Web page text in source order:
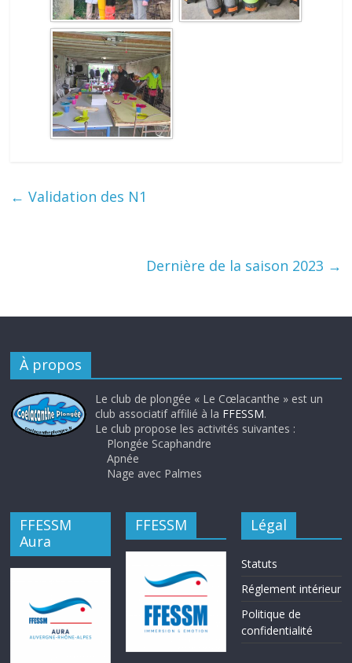
← Validation des N1
Dernière de la saison 2023 →
À propos
Le club de plongée « Le Cœlacanthe » est un
club associatif affilié à la FFESSM.
Le club propose les activités suivantes :
Plongée Scaphandre
Apnée
Nage avec Palmes
FFESSM
Aura
FFESSM Légal
Statuts
Réglement intérieur
Politique de
confidentialité